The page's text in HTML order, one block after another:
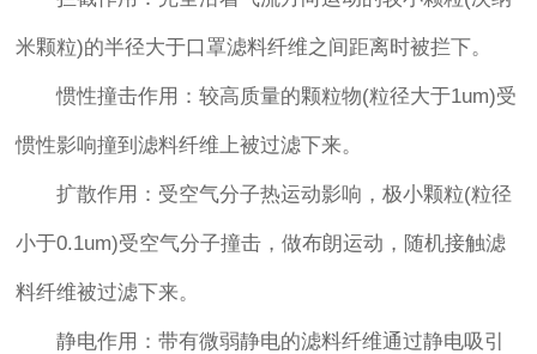
米颗粒)的半径大于口罩滤料纤维之间距离时被拦下。
惯性撞击作用：较高质量的颗粒物(粒径大于1um)受
惯性影响撞到滤料纤维上被过滤下来。
扩散作用：受空气分子热运动影响，极小颗粒(粒径
小于0.1um)受空气分子撞击，做布朗运动，随机接触滤
料纤维被过滤下来。
静电作用：带有微弱静电的滤料纤维通过静电吸引